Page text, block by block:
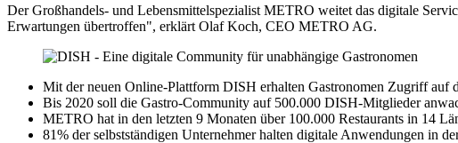
Der Großhandels- und Lebensmittelspezialist METRO weitet das digitale
Erwartungen übertroffen", erklärt Olaf Koch, CEO METRO AG.
Mit der neuen Online-Plattform DISH erhalten Gastronomen Zugriff auf
Bis 2020 soll die Gastro-Community auf 500.000 DISH-Mitglieder
METRO hat in den letzten 9 Monaten über 100.000 Restaurants in 14
81% der selbstständigen Unternehmer halten digitale Anwendungen in